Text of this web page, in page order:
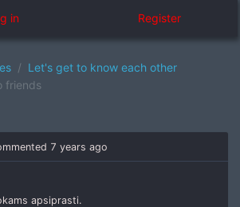
in Register
Let's get to know each other
friends
7 years ago
apsiprasti.